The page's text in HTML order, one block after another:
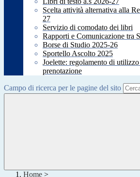
Scelta attività alternativa alla
27
Servizio di comodato dei libri
Rapporti e Comunicazione tra
Borse di Studio 2025-26
Sportello Ascolto 2025
Joelette: regolamento di
prenotazione
Campo di ricerca per le pagine del sito
Home >